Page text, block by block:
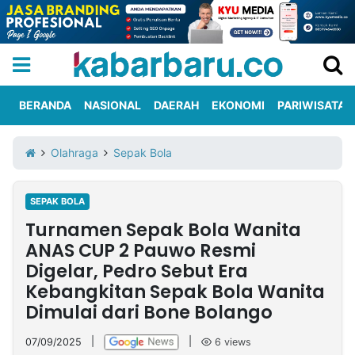
Iklan
Berita
Kami
Nasional
International
Olahraga
Entertainment
Daerah
Pariwisata
Kuliner
Kolom
Network
TREETAN
BERANDA NASIONAL DAERAH EKONOMI PARIWISATA
Olahraga Sepak Bola
SEPAK BOLA
Turnamen Sepak Bola Wanita
ANAS CUP 2 Pauwo Resmi
Digelar, Pedro Sebut Era
Kebangkitan Sepak Bola Wanita
Dimulai dari Bone Bolango
07/09/2025 6 views